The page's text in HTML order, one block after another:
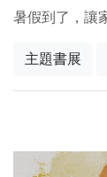
暑假到了，讓
主題書展